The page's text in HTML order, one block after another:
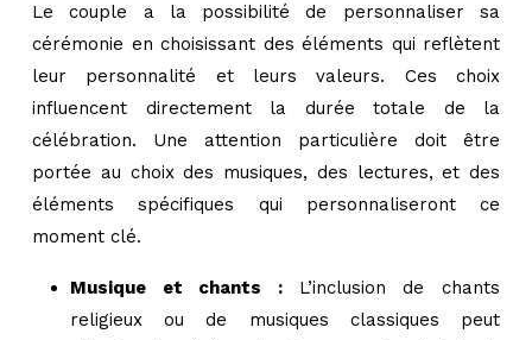
Le couple a la possibilité de personnaliser sa
cérémonie en choisissant des éléments qui reflètent
leur personnalité et leurs valeurs. Ces choix
influencent directement la durée totale de la
célébration. Une attention particulière doit être
portée au choix des musiques, des lectures, et des
éléments spécifiques qui personnaliseront ce
moment clé.
Musique et chants : L’inclusion de chants
religieux ou de musiques classiques peut